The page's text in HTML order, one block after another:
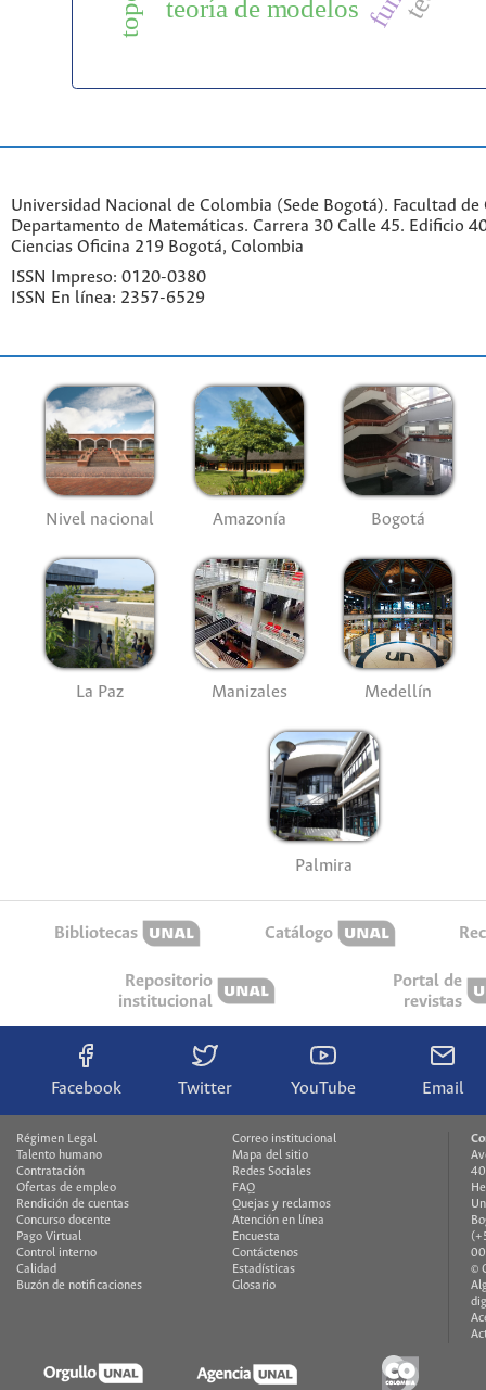
teoría de modelos
Universidad Nacional de Colombia (Sede Bogotá). Facultad de
Departamento de Matemáticas. Carrera 30 Calle 45. Edificio
Ciencias Oficina 219 Bogotá, Colombia
ISSN Impreso: 0120-0380
ISSN En línea: 2357-6529
Nivel nacional Amazonía Bogotá
La Paz Manizales Medellín
Palmira
Bibliotecas Catálogo
Repositorio
institucional
Portal de
revistas
Facebook Twitter YouTube Email
Régimen Legal
Talento humano
Contratación
Ofertas de empleo
Rendición de cuentas
Concurso docente
Pago Virtual
Control interno
Calidad
Buzón de notificaciones
Correo institucional
Mapa del sitio
Redes Sociales
FAQ
Quejas y reclamos
Atención en línea
Encuesta
Contáctenos
Estadísticas
Glosario
©